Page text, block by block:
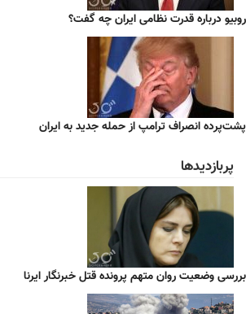
روبیو درباره قدرت نظامی ایران چه گفت؟
پشت‌پرده انصراف ترامپ از حمله جدید به ایران
پربازدیدها
بررسی وضعیت روان متهم پرونده قتل خبرنگار ایرنا